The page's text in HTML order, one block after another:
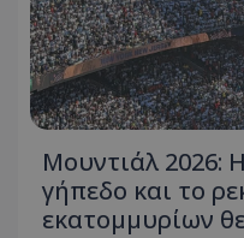
Μουντιάλ 2026:
γήπεδο και το
εκατομμυρίων